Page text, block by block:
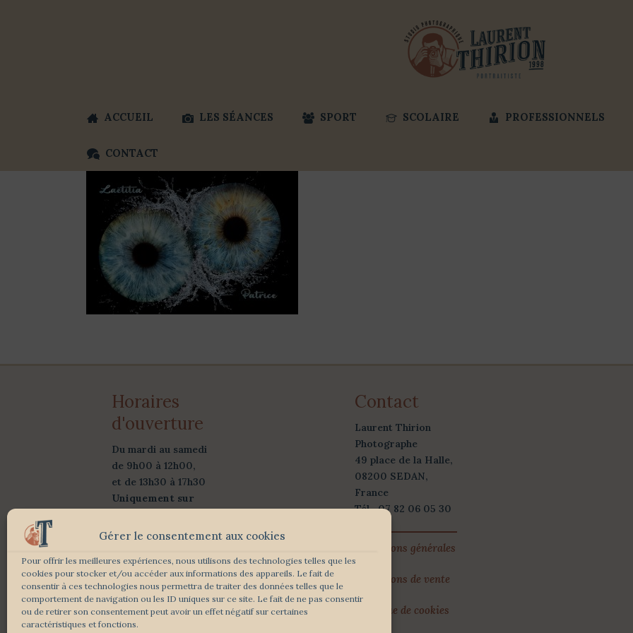
Gérer le consentement aux cookies
Pour offrir les meilleures expériences, nous utilisons des technologies telles que les
cookies pour stocker et/ou accéder aux informations des appareils. Le fait de
consentir à ces technologies nous permettra de traiter des données telles que le
comportement de navigation ou les ID uniques sur ce site. Le fait de ne pas consentir
ou de retirer son consentement peut avoir un effet négatif sur certaines
caractéristiques et fonctions.
ACCUEIL LES SÉANCES SPORT SCOLAIRE PROFESSIONNELS
CONTACT
Horaires
d'ouverture
Du mardi au samedi
de 9h00 à 12h00,
et de 13h30 à 17h30
Uniquement sur
Contact
Laurent Thirion
Photographe
49 place de la Halle,
08200 SEDAN,
France
Tél . 07 82 06 05 30
Conditions générales
Conditions de vente
Politique de cookies